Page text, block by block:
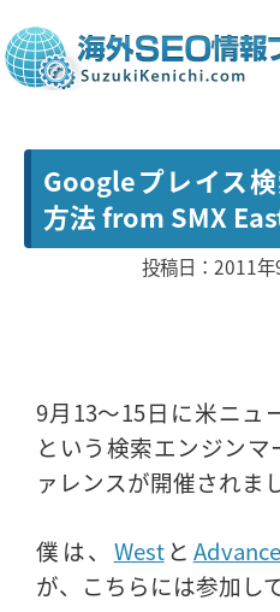
Googleプレイス
方法 from SMX
投稿日：2011年
9月13〜15日に米ニュ
という検索エンジン
ァレンスが開催されま
僕は、 Westと
が、こちらには参加し